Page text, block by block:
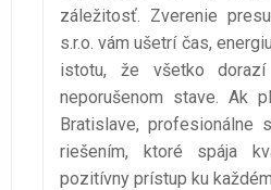
záležitosť. Zverenie
s.r.o. vám ušetrí čas,
istotu, že všetko
neporušenom stave. Ak
Bratislave, profesionálne
riešením, ktoré spája
pozitívny prístup ku